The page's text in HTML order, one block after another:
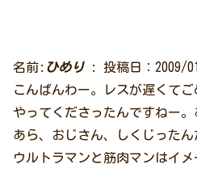
名前: ひめり:
投稿日：2009/
こんばんわー。レスが遅くてご
やってくださったんですねー
あら、おじさん、しくじったん
ウルトラマンと筋肉マンはイ